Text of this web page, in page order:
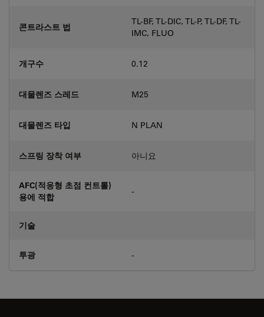
콘트라스트 법
TL-BF, TL-DIC, TL-P, TL-DF, TL-
IMC, FLUO
개구수 0.12
대물렌즈 스레드 M25
대물렌즈 타입 N PLAN
스프링 장착 여부 아니요
AFC(적응형 초점 컨트롤)
용에 적합
-
기술
투광 -